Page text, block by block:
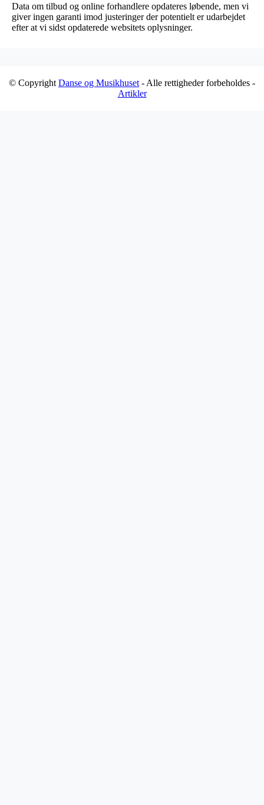
Data om tilbud og online forhandlere opdateres løbende, men vi
giver ingen garanti imod justeringer der potentielt er udarbejdet
efter at vi sidst opdaterede websitets oplysninger.
© Copyright Danse og Musikhuset - Alle rettigheder forbeholdes -
Artikler